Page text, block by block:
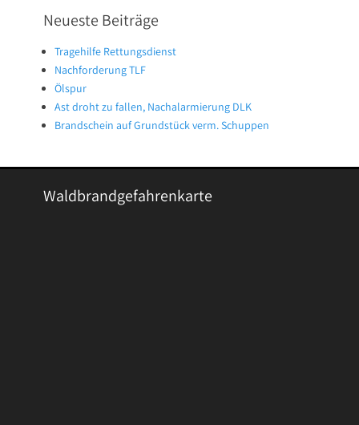
Neueste Beiträge
Tragehilfe Rettungsdienst
Nachforderung TLF
Ölspur
Ast droht zu fallen, Nachalarmierung DLK
Brandschein auf Grundstück verm. Schuppen
Waldbrandgefahrenkarte